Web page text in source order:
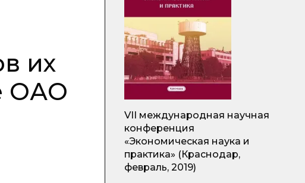
их
ОАО
VII международная научная
конференция
«Экономическая наука и
практика» (Краснодар,
февраль, 2019)